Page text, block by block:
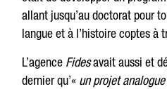
allant jusqu’au doctorat pour
langue et à l’histoire coptes à
L’agence Fidesavait aussi et
dernier qu’« un projet